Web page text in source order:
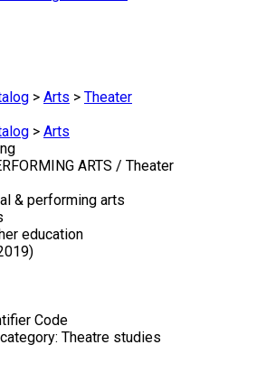
> Arts > Theater
> Arts
ARTS / Theater
& performing arts
education
Code
Theatre studies